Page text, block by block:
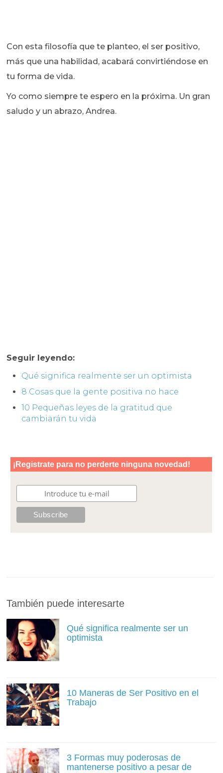
Con esta filosofía que te planteo, el ser positivo,
más que una habilidad, acabará convirtiéndose en
tu forma de vida.
Yo como siempre te espero en la próxima. Un gran
saludo y un abrazo, Andrea.
Seguir leyendo:
Qué significa realmente ser un optimista
8 Cosas que la gente positiva no hace
10 Pequeñas leyes de la gratitud que
cambiarán tu vida
También puede interesarte
Qué significa realmente ser un
optimista
10 Maneras de Ser Positivo en el
Trabajo
3 Formas muy poderosas de
mantenerse positivo a pesar de